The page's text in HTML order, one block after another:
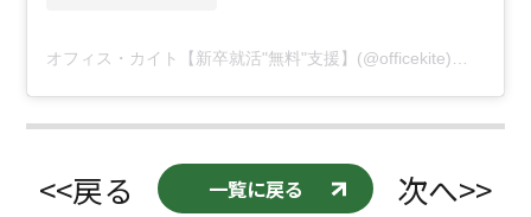
オフィス・カイト【新卒就活"無料"支援】(@officekite)がシェアした投稿
<<戻る 一覧に戻る 次へ>>